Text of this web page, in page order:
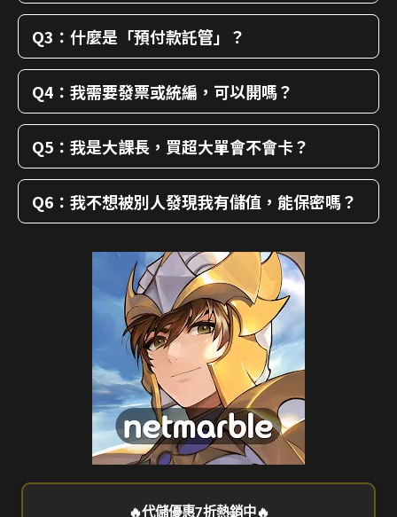
Q3：什麼是「預付款託管」？
Q4：我需要發票或統編，可以開嗎？
Q5：我是大課長，買超大單會不會卡？
Q6：我不想被別人發現我有儲值，能保密嗎？
🔥代儲優惠7折熱銷中🔥